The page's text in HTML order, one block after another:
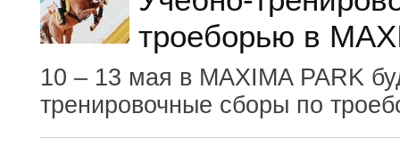
троеборью в
10 – 13 мая в MAXIMA PARK
тренировочные сборы по